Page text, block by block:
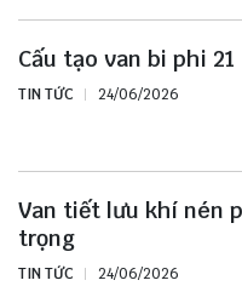
Cấu tạo van bi phi 21
TIN TỨC 24/06/2026
Van tiết lưu khí nén
trọng
TIN TỨC 24/06/2026